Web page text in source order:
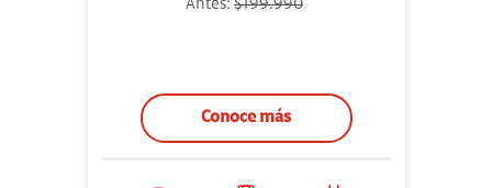
Antes: $199.990
Conoce más